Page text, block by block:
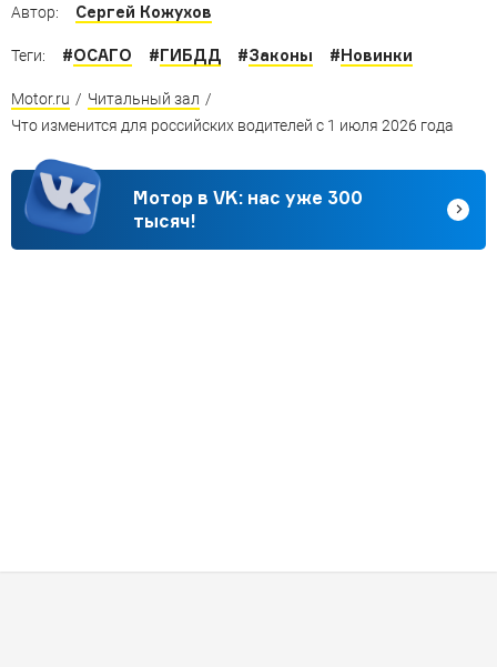
Автор: Сергей Кожухов
Теги: #ОСАГО #ГИБДД #Законы #Новинки
Motor.ru / Читальный зал /
Что изменится для российских водителей с 1 июля 2026 года
Мотор в VK: нас уже 300
тысяч!